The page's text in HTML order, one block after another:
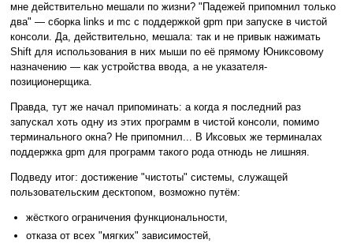
мне действительно мешали по жизни? "Падежей припомнил только
два" — сборка links и mc с поддержкой gpm при запуске в чистой
консоли. Да, действительно, мешала: так и не привык нажимать
Shift для использования в них мыши по её прямому Юниксовому
назначению — как устройства ввода, а не указателя-
позиционерщика.
Правда, тут же начал припоминать: а когда я последний раз
запускал хоть одну из этих программ в чистой консоли, помимо
терминального окна? Не припомнил... В Иксовых же терминалах
поддержка gpm для программ такого рода отнюдь не лишняя.
Подведу итог: достижение "чистоты" системы, служащей
пользовательским десктопом, возможно путём:
жёсткого ограничения функциональности,
отказа от всех "мягких" зависимостей,